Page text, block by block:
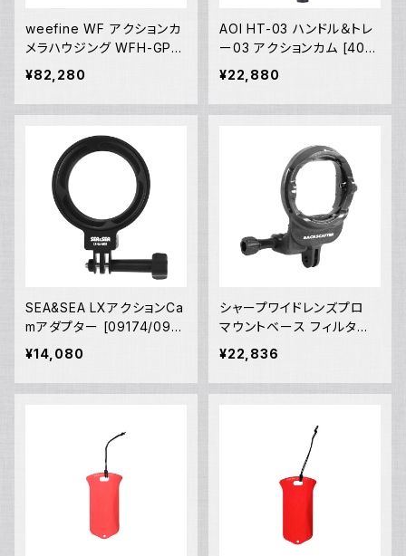
weefine WF アクションカ
メラハウジング WFH-GP1
[10583]
¥82,280
AOI HT-03 ハンドル＆トレ
ー03 アクションカム [404
60/40461]
¥22,880
SEA&SEA LXアクションCa
mアダプター [09174/0917
5]
¥14,080
シャープワイドレンズプロ
マウントベース フィルター
セット [21559]
¥22,836